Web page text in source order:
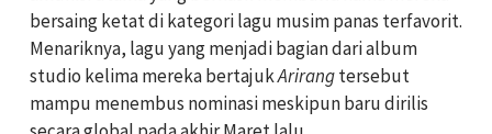
bersaing ketat di kategori lagu musim panas terfavorit.
Menariknya, lagu yang menjadi bagian dari album
studio kelima mereka bertajukArirangtersebut
mampu menembus nominasi meskipun baru dirilis